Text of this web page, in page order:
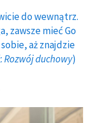
do wewnątrz.
zawsze mieć Go
aż znajdzie
Rozwój duchowy)